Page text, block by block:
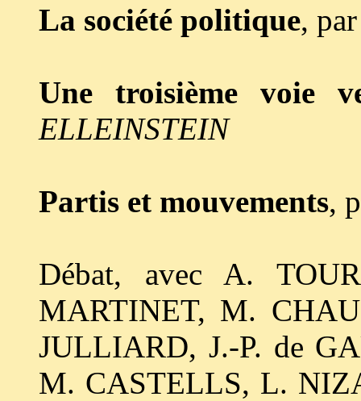
La société politique,
Une troisième voie
ELLEINSTEIN
Partis et mouvements,
Débat, avec A.
MARTINET, M.
JULLIARD, J.-P. de
M. CASTELLS, L.